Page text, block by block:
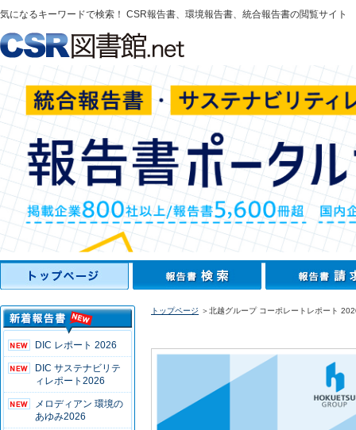
気になるキーワードで検索！ CSR報告書、環境報告書、統合報告書の閲覧サイト
DIC レポート 2026
DIC サステナビリテ
ィレポート2026
メロディアン 環境の
あゆみ2026
トップページ ＞北越グループ コーポレートレポート